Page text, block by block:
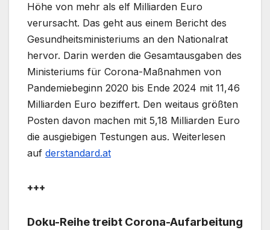
Höhe von mehr als elf Milliarden Euro
verursacht. Das geht aus einem Bericht des
Gesundheitsministeriums an den Nationalrat
hervor. Darin werden die Gesamtausgaben des
Ministeriums für Corona-Maßnahmen von
Pandemiebeginn 2020 bis Ende 2024 mit 11,46
Milliarden Euro beziffert. Den weitaus größten
Posten davon machen mit 5,18 Milliarden Euro
die ausgiebigen Testungen aus. Weiterlesen
auf derstandard.at
+++
Doku-Reihe treibt Corona-Aufarbeitung